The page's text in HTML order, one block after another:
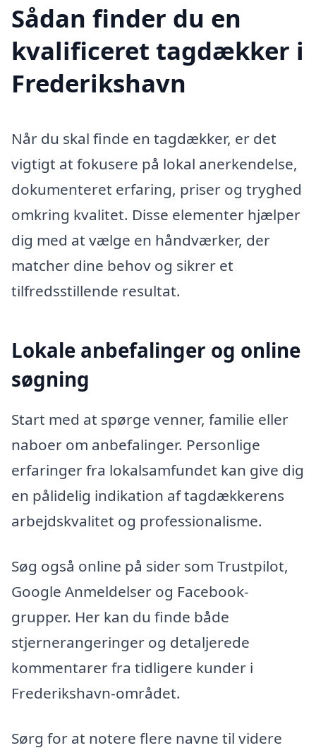
Sådan finder du en
kvalificeret tagdækker i
Frederikshavn
Når du skal finde en tagdækker, er det
vigtigt at fokusere på lokal anerkendelse,
dokumenteret erfaring, priser og tryghed
omkring kvalitet. Disse elementer hjælper
dig med at vælge en håndværker, der
matcher dine behov og sikrer et
tilfredsstillende resultat.
Lokale anbefalinger og online
søgning
Start med at spørge venner, familie eller
naboer om anbefalinger. Personlige
erfaringer fra lokalsamfundet kan give dig
en pålidelig indikation af tagdækkerens
arbejdskvalitet og professionalisme.
Søg også online på sider som Trustpilot,
Google Anmeldelser og Facebook-
grupper. Her kan du finde både
stjernerangeringer og detaljerede
kommentarer fra tidligere kunder i
Frederikshavn-området.
Sørg for at notere flere navne til videre